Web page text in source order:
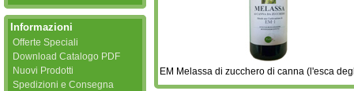
EM Melassa di zucchero di canna (l'esca
Informazioni
Offerte Speciali
Download Catalogo PDF
Nuovi Prodotti
Spedizioni e Consegna